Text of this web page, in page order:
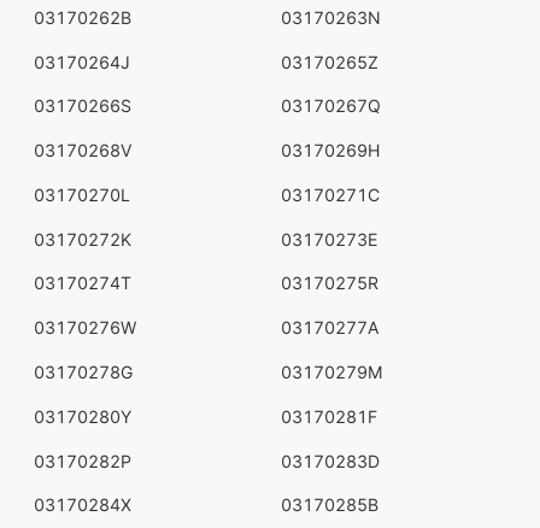
03170262B 03170263N
03170264J 03170265Z
03170266S 03170267Q
03170268V 03170269H
03170270L 03170271C
03170272K 03170273E
03170274T 03170275R
03170276W 03170277A
03170278G 03170279M
03170280Y 03170281F
03170282P 03170283D
03170284X 03170285B